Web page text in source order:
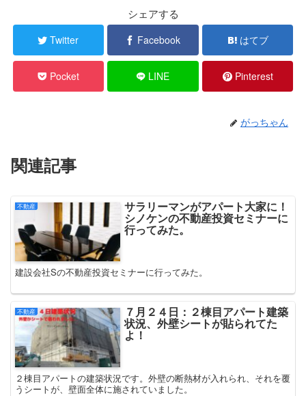
シェアする
Twitter Facebook はてブ
Pocket LINE Pinterest
がっちゃん
関連記事
不動産 サラリーマンがアパート大家に！
シノケンの不動産投資セミナーに
行ってみた。
建設会社Sの不動産投資セミナーに行ってみた。
不動産 ７月２４日：２棟目アパート建築
状況、外壁シートが貼られてた
よ！
２棟目アパートの建築状況です。外壁の断熱材が入れられ、それを覆
うシートが、壁面全体に施されていました。